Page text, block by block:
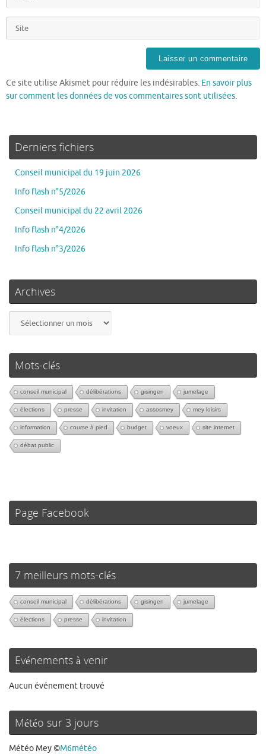
Ce site utilise Akismet pour réduire les indésirables. En savoir plus
sur comment les données de vos commentaires sont utilisées.
Derniers fichiers
Conseil municipal du 19 juin 2026
Info flash n°5/2026
Conseil municipal du 22 avril 2026
Info flash n°4/2026
Info flash n°3/2026
Archives
Mots-clés
conseil municipal délibérations gisingen jumelage
élections presse invitation assosmey mey loisirs
information course à pied budget voeux site internet
débat public
Page Facebook
7 meilleurs mots-clés
conseil municipal délibérations gisingen jumelage
élections presse invitation
Evénements à venir
Aucun événement trouvé
Météo sur 3 jours
Météo Mey ©M6météo